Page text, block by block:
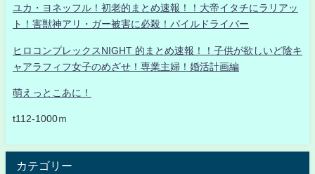
ユカ・ヨネッフル！初老的まとめ速報！！大帝イタチにラリアッ
ト！害獣神アリ・ガー被害に必殺！パイルドライバー
ヒロコンプレックスNIGHT 的まとめ速報！！子供が欲しいど陰キ
ャアラフィフ女子のめざせ！専業主婦！婚活計画編
萌えっとこあに！
t112-1000ｍ
カテゴリー